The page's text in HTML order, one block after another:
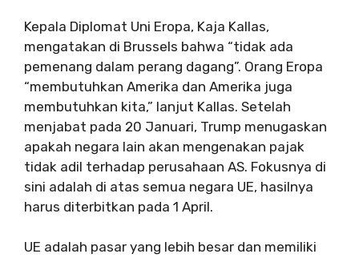
Kepala Diplomat Uni Eropa, Kaja Kallas,
mengatakan di Brussels bahwa “tidak ada
pemenang dalam perang dagang”. Orang Eropa
“membutuhkan Amerika dan Amerika juga
membutuhkan kita,” lanjut Kallas. Setelah
menjabat pada 20 Januari, Trump menugaskan
apakah negara lain akan mengenakan pajak
tidak adil terhadap perusahaan AS. Fokusnya di
sini adalah di atas semua negara UE, hasilnya
harus diterbitkan pada 1 April.
UE adalah pasar yang lebih besar dan memiliki